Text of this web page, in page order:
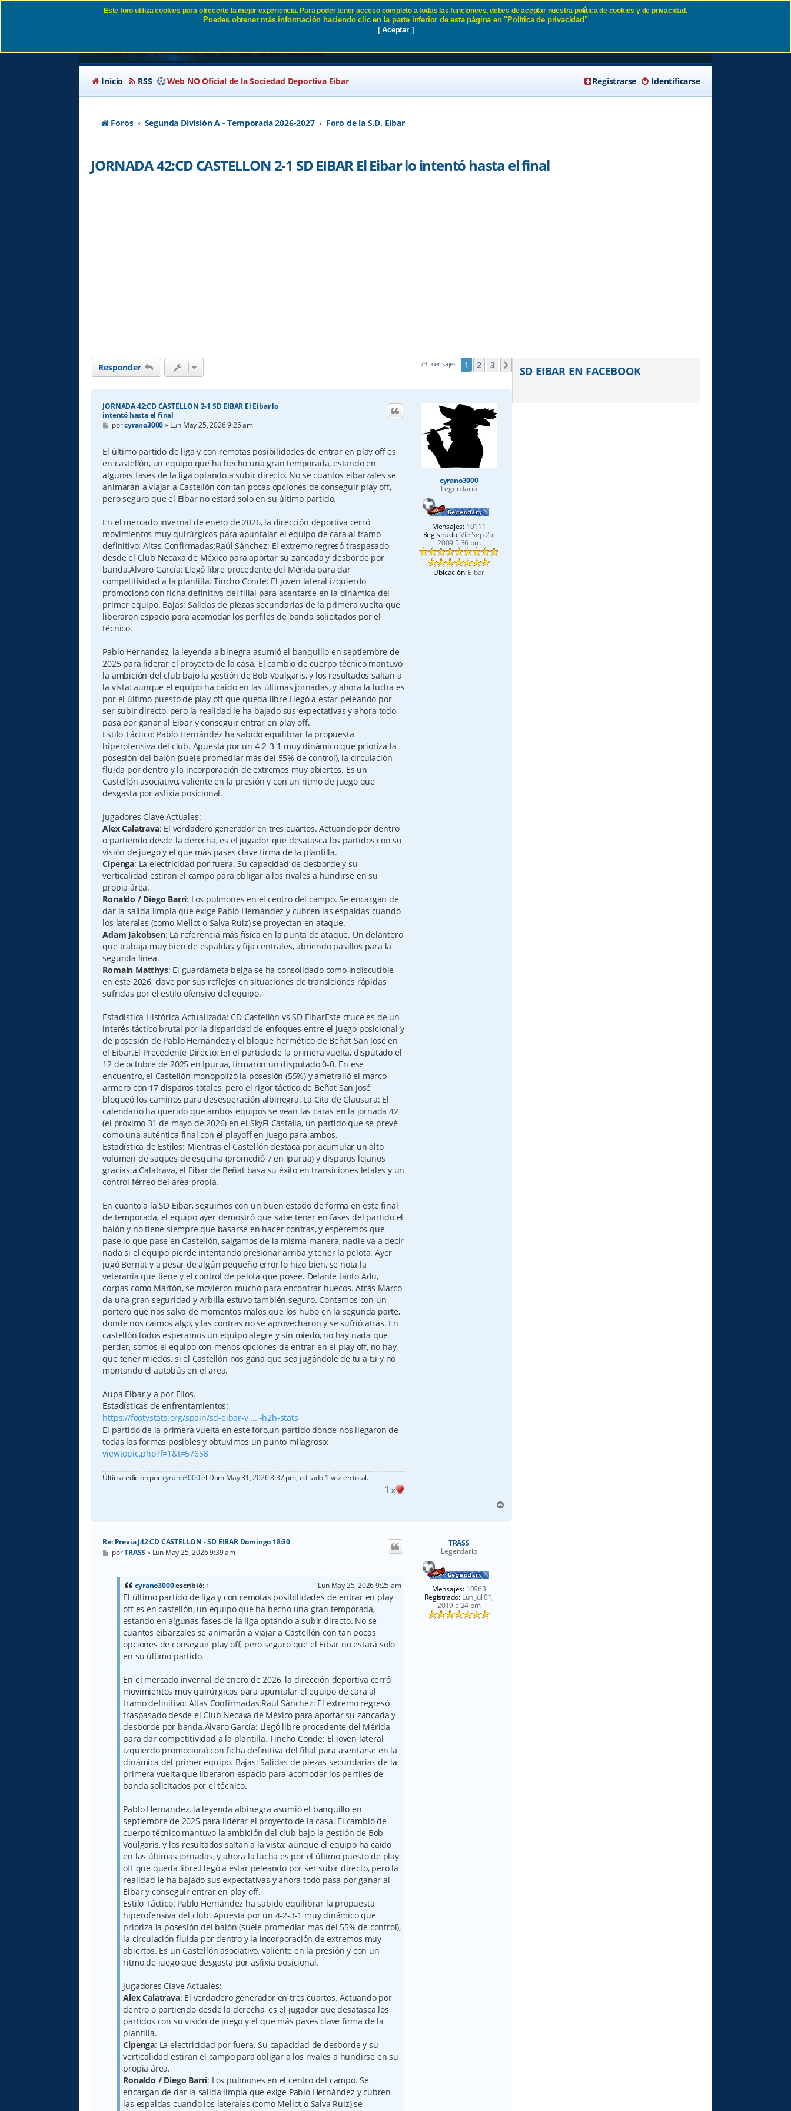
JORNADA 42:CD CASTELLON 2-1 SD EIBAR El Eibar lo
Inicio RSS Web NO Oficial de la Sociedad Deportiva Eibar Identificarse
Registrarse
Foros Segunda División A - Temporada 2026-2027 Foro de la S.D. Eibar
JORNADA 42:CD CASTELLON 2-1 SD EIBAR El Eibar lo intentó hasta el final
Responder 73 mensajes 1 2 3 Siguiente
cyrano3000
Legendario
Mensajes: 10111
Registrado:Vie Sep 25,
2009 5:36 pm
Ubicación:Eibar
JORNADA 42:CD CASTELLON 2-1 SD EIBAR El Eibar lo
intentó hasta el final
M
e
s
a
j
e
porcyrano3000» Lun May 25, 2026 9:25 am
El último partido de liga y con remotas posibilidades de entrar en play off es
en castellón, un equipo que ha hecho una gran temporada, estando en
algunas fases de la liga optando a subir directo. No se cuantos eibarzales se
animarán a viajar a Castellón con tan pocas opciones de conseguir play off,
pero seguro que el Eibar no estará solo en su último partido.
En el mercado invernal de enero de 2026, la dirección deportiva cerró
movimientos muy quirúrgicos para apuntalar el equipo de cara al tramo
definitivo: Altas Confirmadas:Raúl Sánchez: El extremo regresó traspasado
desde el Club Necaxa de México para aportar su zancada y desborde por
banda.Álvaro García: Llegó libre procedente del Mérida para dar
competitividad a la plantilla. Tincho Conde: El joven lateral izquierdo
promocionó con ficha definitiva del filial para asentarse en la dinámica del
primer equipo. Bajas: Salidas de piezas secundarias de la primera vuelta que
liberaron espacio para acomodar los perfiles de banda solicitados por el
técnico.
Pablo Hernandez, la leyenda albinegra asumió el banquillo en septiembre de
2025 para liderar el proyecto de la casa. El cambio de cuerpo técnico mantuvo
la ambición del club bajo la gestión de Bob Voulgaris, y los resultados saltan a
la vista: aunque el equipo ha caido en las últimas jornadas, y ahora la lucha es
por el último puesto de play off que queda libre.Llegó a estar peleando por
ser subir directo, pero la realidad le ha bajado sus expectativas y ahora todo
pasa por ganar al Eibar y conseguir entrar en play off.
Estilo Táctico: Pablo Hernández ha sabido equilibrar la propuesta
hiperofensiva del club. Apuesta por un 4-2-3-1 muy dinámico que prioriza la
posesión del balón (suele promediar más del 55% de control), la circulación
fluida por dentro y la incorporación de extremos muy abiertos. Es un
Castellón asociativo, valiente en la presión y con un ritmo de juego que
desgasta por asfixia posicional.
Jugadores Clave Actuales:
Alex Calatrava: El verdadero generador en tres cuartos. Actuando por dentro
o partiendo desde la derecha, es el jugador que desatasca los partidos con su
visión de juego y el que más pases clave firma de la plantilla.
Cipenga: La electricidad por fuera. Su capacidad de desborde y su
verticalidad estiran el campo para obligar a los rivales a hundirse en su
propia área.
Ronaldo / Diego Barri: Los pulmones en el centro del campo. Se encargan de
dar la salida limpia que exige Pablo Hernández y cubren las espaldas cuando
los laterales (como Mellot o Salva Ruiz) se proyectan en ataque.
Adam Jakobsen: La referencia más física en la punta de ataque. Un delantero
que trabaja muy bien de espaldas y fija centrales, abriendo pasillos para la
segunda línea.
Romain Matthys: El guardameta belga se ha consolidado como indiscutible
en este 2026, clave por sus reflejos en situaciones de transiciones rápidas
sufridas por el estilo ofensivo del equipo.
Estadística Histórica Actualizada: CD Castellón vs SD EibarEste cruce es de un
interés táctico brutal por la disparidad de enfoques entre el juego posicional y
de posesión de Pablo Hernández y el bloque hermético de Beñat San José en
el Eibar.El Precedente Directo: En el partido de la primera vuelta, disputado el
12 de octubre de 2025 en Ipurua, firmaron un disputado 0-0. En ese
encuentro, el Castellón monopolizó la posesión (55%) y ametralló el marco
armero con 17 disparos totales, pero el rigor táctico de Beñat San José
bloqueó los caminos para desesperación albinegra. La Cita de Clausura: El
calendario ha querido que ambos equipos se vean las caras en la jornada 42
(el próximo 31 de mayo de 2026) en el SkyFi Castalia, un partido que se prevé
como una auténtica final con el playoff en juego para ambos.
Estadística de Estilos: Mientras el Castellón destaca por acumular un alto
volumen de saques de esquina (promedió 7 en Ipurua) y disparos lejanos
gracias a Calatrava, el Eibar de Beñat basa su éxito en transiciones letales y un
control férreo del área propia.
En cuanto a la SD Eibar, seguimos con un buen estado de forma en este final
de temporada, el equipo ayer demostró que sabe tener en fases del partido el
balón y no tiene siempre que basarse en hacer contras, y esperemos que
pase lo que pase en Castellón, salgamos de la misma manera, nadie va a decir
nada si el equipo pierde intentando presionar arriba y tener la pelota. Ayer
jugó Bernat y a pesar de algún pequeño error lo hizo bien, se nota la
veteranía que tiene y el control de pelota que posee. Delante tanto Adu,
corpas como Martón, se movieron mucho para encontrar huecos. Atrás Marco
da una gran seguridad y Arbilla estuvo también seguro. Contamos con un
portero que nos salva de momentos malos que los hubo en la segunda parte,
donde nos caimos algo, y las contras no se aprovecharon y se sufrió atrás. En
castellón todos esperamos un equipo alegre y sin miedo, no hay nada que
perder, somos el equipo con menos opciones de entrar en el play off, no hay
que tener miedos, si el Castellón nos gana que sea jugándole de tu a tu y no
montando el autobús en el area.
Aupa Eibar y a por Ellos.
Estadísticas de enfrentamientos:
https://footystats.org/spain/sd-eibar-v ... -h2h-stats
El partido de la primera vuelta en este foro,un partido donde nos llegaron de
todas las formas posibles y obtuvimos un punto milagroso:
viewtopic.php?f=1&t=57658
Última edición porcyrano3000el Dom May 31, 2026 8:37 pm, editado 1 vez en total.
1 x
r
TRASS
Legendario
Mensajes: 10963
Registrado:Lun Jul 01,
2019 5:24 pm
Re: Previa J42:CD CASTELLON - SD EIBAR Domingo 18:30
M
e
porTRASS » Lun May 25, 2026 9:39 am
cyrano3000escribió:↑ Lun May 25, 2026 9:25 am
El último partido de liga y con remotas posibilidades de entrar en play
off es en castellón, un equipo que ha hecho una gran temporada,
estando en algunas fases de la liga optando a subir directo. No se
cuantos eibarzales se animarán a viajar a Castellón con tan pocas
opciones de conseguir play off, pero seguro que el Eibar no estará solo
en su último partido.
En el mercado invernal de enero de 2026, la dirección deportiva cerró
movimientos muy quirúrgicos para apuntalar el equipo de cara al
tramo definitivo: Altas Confirmadas:Raúl Sánchez: El extremo regresó
traspasado desde el Club Necaxa de México para aportar su zancada y
desborde por banda.Álvaro García: Llegó libre procedente del Mérida
para dar competitividad a la plantilla. Tincho Conde: El joven lateral
izquierdo promocionó con ficha definitiva del filial para asentarse en la
dinámica del primer equipo. Bajas: Salidas de piezas secundarias de la
primera vuelta que liberaron espacio para acomodar los perfiles de
banda solicitados por el técnico.
Pablo Hernandez, la leyenda albinegra asumió el banquillo en
septiembre de 2025 para liderar el proyecto de la casa. El cambio de
cuerpo técnico mantuvo la ambición del club bajo la gestión de Bob
Voulgaris, y los resultados saltan a la vista: aunque el equipo ha caido
en las últimas jornadas, y ahora la lucha es por el último puesto de play
off que queda libre.Llegó a estar peleando por ser subir directo, pero la
realidad le ha bajado sus expectativas y ahora todo pasa por ganar al
Eibar y conseguir entrar en play off.
Estilo Táctico: Pablo Hernández ha sabido equilibrar la propuesta
hiperofensiva del club. Apuesta por un 4-2-3-1 muy dinámico que
prioriza la posesión del balón (suele promediar más del 55% de control),
la circulación fluida por dentro y la incorporación de extremos muy
abiertos. Es un Castellón asociativo, valiente en la presión y con un
ritmo de juego que desgasta por asfixia posicional.
Jugadores Clave Actuales:
Alex Calatrava: El verdadero generador en tres cuartos. Actuando por
dentro o partiendo desde la derecha, es el jugador que desatasca los
partidos con su visión de juego y el que más pases clave firma de la
plantilla.
Cipenga: La electricidad por fuera. Su capacidad de desborde y su
verticalidad estiran el campo para obligar a los rivales a hundirse en su
propia área.
Ronaldo / Diego Barri: Los pulmones en el centro del campo. Se
encargan de dar la salida limpia que exige Pablo Hernández y cubren
las espaldas cuando los laterales (como Mellot o Salva Ruiz) se
SD EIBAR EN FACEBOOK
Este foro utiliza cookies para ofrecerte la mejor experiencia. Para poder tener acceso completo a todas las funcionees, debes de aceptar nuestra política de cookies y de privacidad.
Puedes obtener más información haciendo clic en la parte inferior de esta página en "Política de privacidad"
[ Aceptar ]